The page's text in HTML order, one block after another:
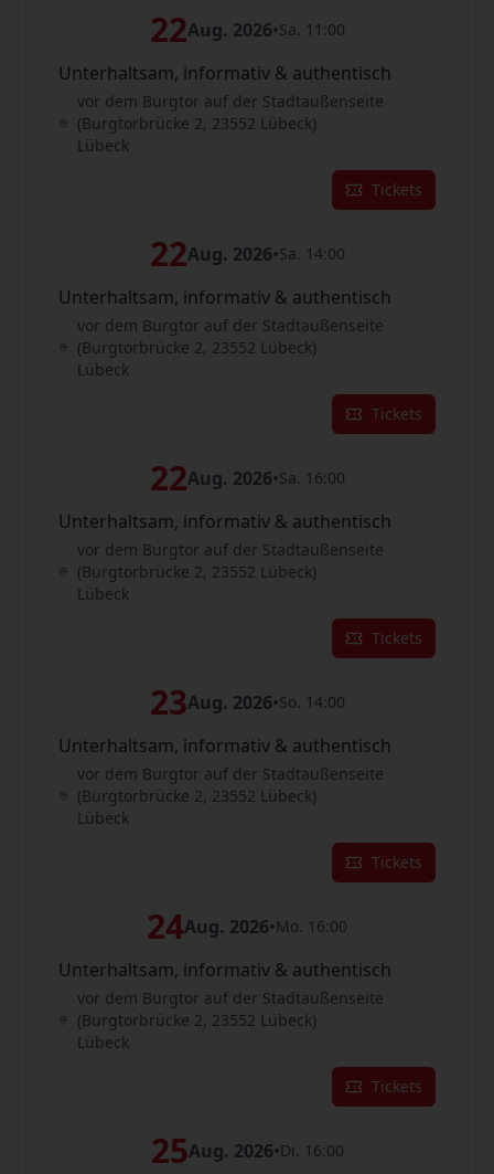
22Aug. 2026•Sa. 11:00
Unterhaltsam, informativ & authentisch
vor dem Burgtor auf der Stadtaußenseite
(Burgtorbrücke 2, 23552 Lübeck)
Lübeck
Tickets
22Aug. 2026•Sa. 14:00
Unterhaltsam, informativ & authentisch
vor dem Burgtor auf der Stadtaußenseite
(Burgtorbrücke 2, 23552 Lübeck)
Lübeck
Tickets
22Aug. 2026•Sa. 16:00
Unterhaltsam, informativ & authentisch
vor dem Burgtor auf der Stadtaußenseite
(Burgtorbrücke 2, 23552 Lübeck)
Lübeck
Tickets
23Aug. 2026•So. 14:00
Unterhaltsam, informativ & authentisch
vor dem Burgtor auf der Stadtaußenseite
(Burgtorbrücke 2, 23552 Lübeck)
Lübeck
Tickets
24Aug. 2026•Mo. 16:00
Unterhaltsam, informativ & authentisch
vor dem Burgtor auf der Stadtaußenseite
(Burgtorbrücke 2, 23552 Lübeck)
Lübeck
Tickets
25Aug. 2026•Di. 16:00